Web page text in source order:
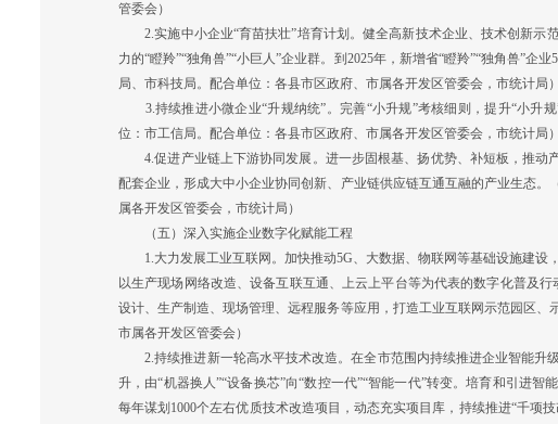
管委会）
2.实施中小企业“育苗扶壮”培育计划。健全高新技术企业、技术创新示
力的“瞪羚”“独角兽”“小巨人”企业群。到2025年，新增省“瞪羚”“独角兽”
局、市科技局。配合单位：各县市区政府、市属各开发区管委会，市统计局）
3.持续推进小微企业“升规纳统”。完善“小升规”考核细则，提升“小升
位：市工信局。配合单位：各县市区政府、市属各开发区管委会，市统计局）
4.促进产业链上下游协同发展。进一步固根基、扬优势、补短板，推动
配套企业，形成大中小企业协同创新、产业链供应链互通互融的产业生态
属各开发区管委会，市统计局）
（五）深入实施企业数字化赋能工程
1.大力发展工业互联网。加快推动5G、大数据、物联网等基础设施建设
以生产现场网络改造、设备互联互通、上云上平台等为代表的数字化普及
设计、生产制造、现场管理、远程服务等应用，打造工业互联网示范园区
市属各开发区管委会）
2.持续推进新一轮高水平技术改造。在全市范围内持续推进企业智能升
升，由“机器换人”“设备换芯”向“数控一代”“智能一代”转变。培育和引进
每年谋划1000个左右优质技术改造项目，动态充实项目库，持续推进“千项